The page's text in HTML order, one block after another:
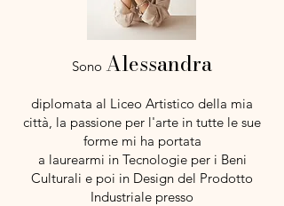
Sono Alessandra
diplomata al Liceo Artistico della mia
città, la passione per l'arte in tutte le sue
forme mi ha portata
a laurearmi in Tecnologie per i Beni
Culturali e poi in Design del Prodotto
Industriale presso